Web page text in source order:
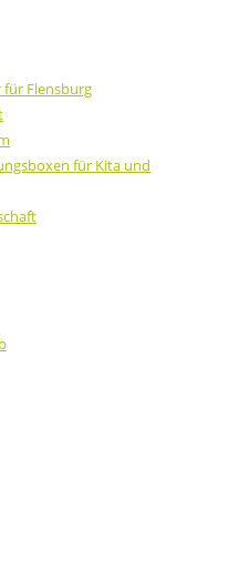
für Flensburg
für Kita und